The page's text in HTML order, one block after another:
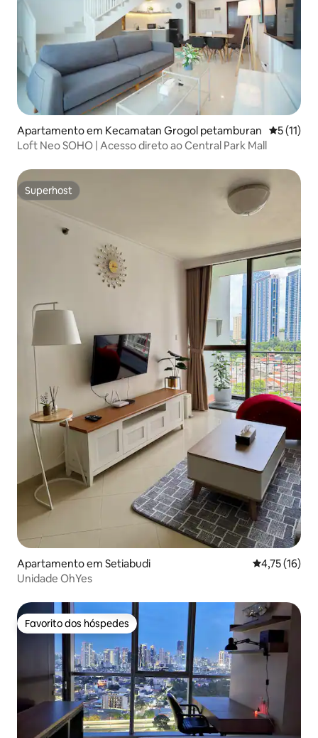
Apartamento em Kecamatan Grogol petamburan
5 (11)
Loft Neo SOHO | Acesso direto ao Central Park Mall
Superhost
Superhost
Apartamento em Setiabudi
4,75 (16)
Unidade OhYes
Favorito dos hóspedes
Favorito dos hóspedes